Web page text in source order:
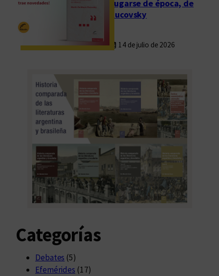
Fugarse de época, de
Rucovsky
14 de julio de 2026
Categorías
Debates (5)
Efemérides (17)